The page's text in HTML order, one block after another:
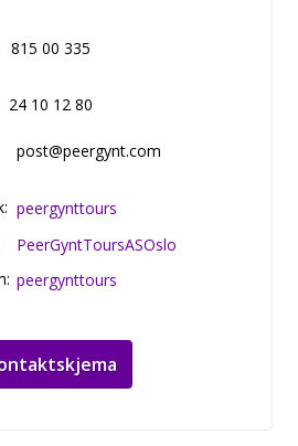
815 00 335
24 10 12 80
post@peergynt.com
peergynttours
PeerGyntToursASOslo
peergynttours